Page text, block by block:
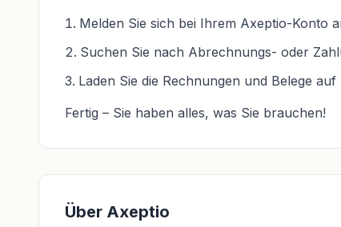
Melden Sie sich bei Ihrem Axeptio-Konto
Suchen Sie nach Abrechnungs- oder
Laden Sie die Rechnungen und Belege
Fertig – Sie haben alles, was Sie brauchen!
Über Axeptio